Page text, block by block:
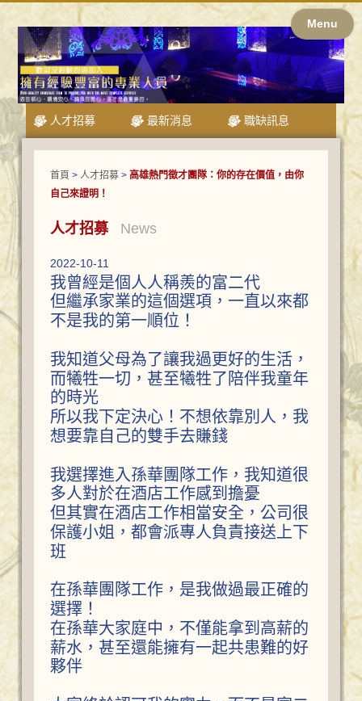
Menu
人才招募 最新消息 職缺訊息
首頁 > 人才招募 >高雄熱門徵才團隊：你的存在價值，由你
自己來證明！
人才招募 News
2022-10-11
我曾經是個人人稱羨的富二代
但繼承家業的這個選項，一直以來都
不是我的第一順位！
我知道父母為了讓我過更好的生活，
而犧牲一切，甚至犧牲了陪伴我童年
的時光
所以我下定決心！不想依靠別人，我
想要靠自己的雙手去賺錢
我選擇進入孫華團隊工作，我知道很
多人對於在酒店工作感到擔憂
但其實在酒店工作相當安全，公司很
保護小姐，都會派專人負責接送上下
班
在孫華團隊工作，是我做過最正確的
選擇！
在孫華大家庭中，不僅能拿到高薪的
薪水，甚至還能擁有一起共患難的好
夥伴